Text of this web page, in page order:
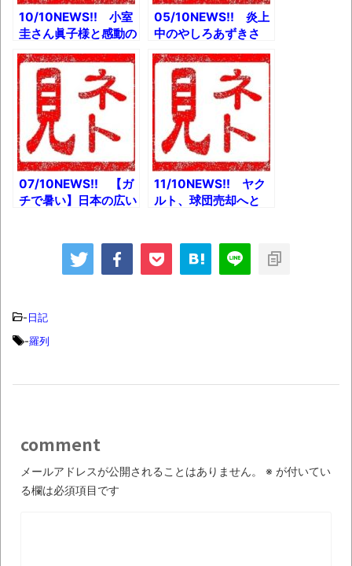
10/10NEWS!! 小室
圭さん眞子様と感動の
再会へ！とか 【朗
報】山寺宏一31歳年
下アイドル妻に大興奮
とか 【速報】レギュ
ラーガソリン200円
突破とか
05/10NEWS!! 炎上
中のやしろあずきさ
ん、橋本環奈にフォロ
ーを外されるwとか
ロシア戦勝記念日パレ
ード、あり得ないショ
ボさで世界中ビックリ
とか 【朗報？】自衛
官採用時のタトゥー
OKへ！とか
07/10NEWS!! 【ガ
チで暑い】日本の広い
山下達郎コメントで
「嫌なら聴くな」トレ
ストリートファイター
6に参戦！とか
11/10NEWS!! ヤク
ルト、球団売却へと
トが足りないとか 道
路封鎖の環境活動家、
-日記
-羅列
comment
メールアドレスが公開されることはありません。 ※ が付いてい
る欄は必須項目です